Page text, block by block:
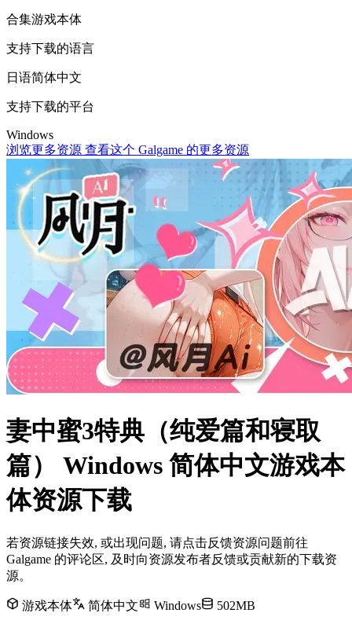
合集游戏本体
支持下载的语言
日语简体中文
支持下载的平台
Windows
浏览更多资源 查看这个 Galgame 的更多资源
妻中蜜3特典（纯爱篇和寝取
篇） Windows 简体中文游戏本
体资源下载
若资源链接失效, 或出现问题, 请点击反馈资源问题前往
Galgame 的评论区, 及时向资源发布者反馈或贡献新的下载资
源。
游戏本体 简体中文 Windows 502MB